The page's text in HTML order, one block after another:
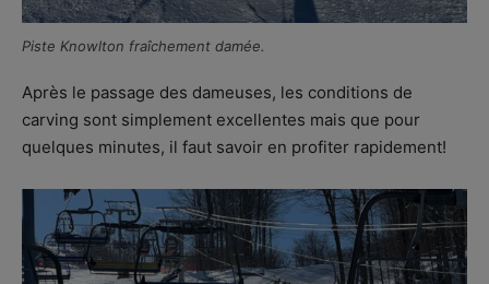
Piste Knowlton fraîchement damée.
Après le passage des dameuses, les conditions de
carving sont simplement excellentes mais que pour
quelques minutes, il faut savoir en profiter rapidement!